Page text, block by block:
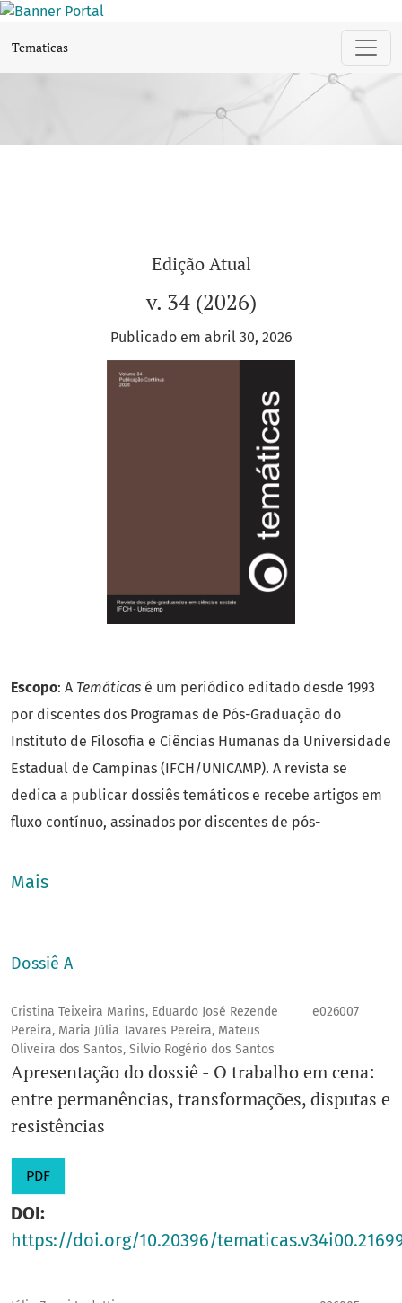
Tematicas
Edição Atual
v. 34 (2026)
Publicado em abril 30, 2026
Escopo: A Temáticas é um periódico editado desde 1993
por discentes dos Programas de Pós-Graduação do
Instituto de Filosofia e Ciências Humanas da Universidade
Estadual de Campinas (IFCH/UNICAMP). A revista se
dedica a publicar dossiês temáticos e recebe artigos em
fluxo contínuo, assinados por discentes de pós-
promover a excelência na difusão do conhecimento
abrangendo diferentes debates no âmbito das Ciências
reconhecido mérito científico, bem como resenhas,
entrevistas, traduções e ensaios fotográficos para compor
os dossiês e a seção livre.
Qualis
Área do conhecimento
e-ISSN
Título abreviado
Unidade :
IFCH/UNICAMP
Mais
Dossiê A
Cristina Teixeira Marins, Eduardo José Rezende
Pereira, Maria Júlia Tavares Pereira, Mateus
Oliveira dos Santos, Silvio Rogério dos Santos
e026007
Apresentação do dossiê - O trabalho em cena:
entre permanências, transformações, disputas e
resistências
PDF
DOI:
https://doi.org/10.20396/